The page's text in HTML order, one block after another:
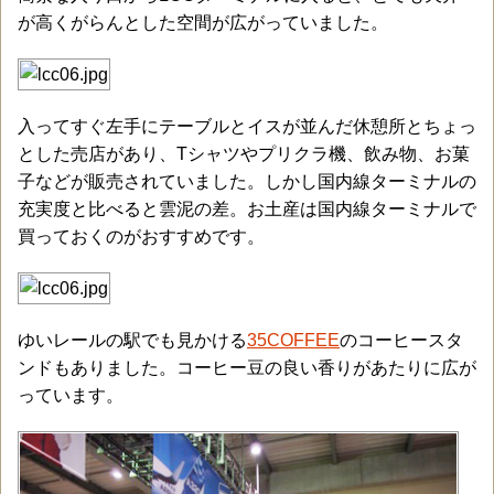
が高くがらんとした空間が広がっていました。
入ってすぐ左手にテーブルとイスが並んだ休憩所とちょっ
とした売店があり、Tシャツやプリクラ機、飲み物、お菓
子などが販売されていました。しかし国内線ターミナルの
充実度と比べると雲泥の差。お土産は国内線ターミナルで
買っておくのがおすすめです。
ゆいレールの駅でも見かける35COFFEEのコーヒースタ
ンドもありました。コーヒー豆の良い香りがあたりに広が
っています。